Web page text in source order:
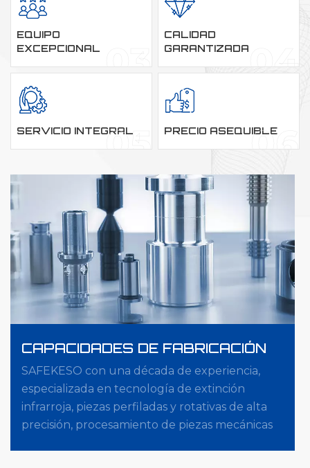
EQUIPO
EXCEPCIONAL
CALIDAD
GARANTIZADA
SERVICIO INTEGRAL PRECIO ASEQUIBLE
CAPACIDADES DE FABRICACIÓN
SAFEKESO con una década de experiencia,
especializada en tecnología de extinción
infrarroja, piezas perfiladas y rotativas de alta
precisión, procesamiento de piezas mecánicas